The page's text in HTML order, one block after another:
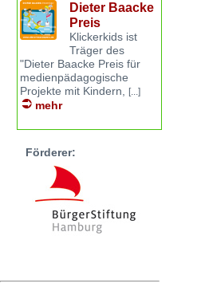
Dieter Baacke
Preis
Klickerkids ist
Träger des
"Dieter Baacke Preis für
medienpädagogische
Projekte mit Kindern, [...]
mehr
Förderer: